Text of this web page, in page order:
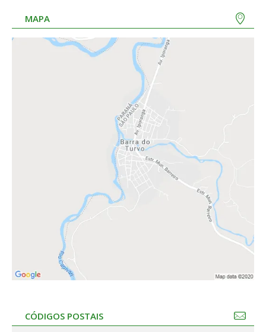
MAPA
CÓDIGOS POSTAIS